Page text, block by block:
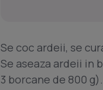
Se coc ardeii, se
Se aseaza ardeii in
3 borcane de 800